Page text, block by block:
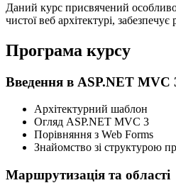
Даний курс присвячений
чистої веб архітектурі,
Програма курсу
Введення в ASP.NET MVC
Архітектурний шаблон
Огляд ASP.NET MVC 3
Порівняння з Web Forms
Знайомство зі структурою
Маршрутизація та області